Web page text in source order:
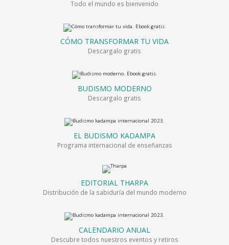
Todo el mundo es bienvenido
CÓMO TRANSFORMAR TU VIDA
Descargalo gratis
BUDISMO MODERNO
Descargalo gratis
EL BUDISMO KADAMPA
Programa internacional de enseñanzas
EDITORIAL THARPA
Distribución de la sabiduría del mundo moderno
CALENDARIO ANUAL
Descubre todos nuestros eventos y retiros